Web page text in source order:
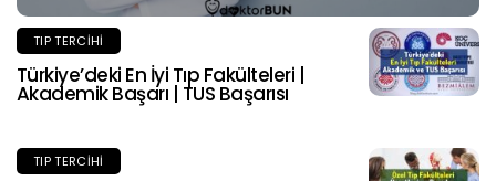
TIP TERCIHI
Türkiye’deki En İyi Tıp Fakülteleri |
Akademik Başarı | TUS Başarısı
TIP TERCIHI